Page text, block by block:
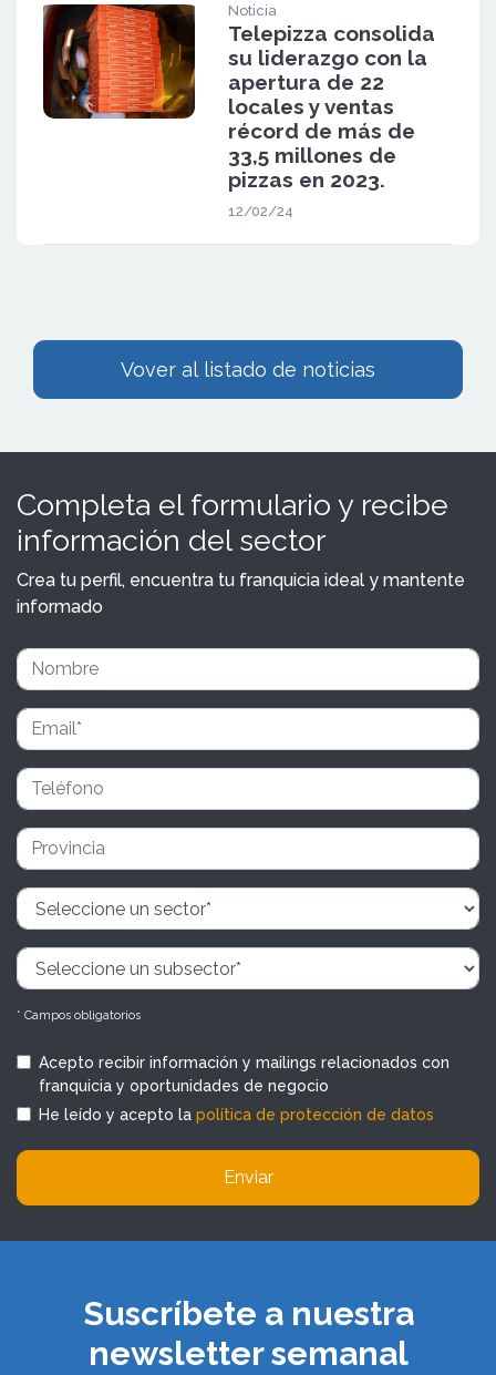
Noticia
Telepizza consolida
su liderazgo con la
apertura de 22
locales y ventas
récord de más de
33,5 millones de
pizzas en 2023.
12/02/24
Vover al listado de noticias
Completa el formulario y recibe
información del sector
Crea tu perfil, encuentra tu franquicia ideal y mantente
informado
* Campos obligatorios
Acepto recibir información y mailings relacionados con
franquicia y oportunidades de negocio
He leído y acepto la política de protección de datos
Enviar
Suscríbete a nuestra
newsletter semanal